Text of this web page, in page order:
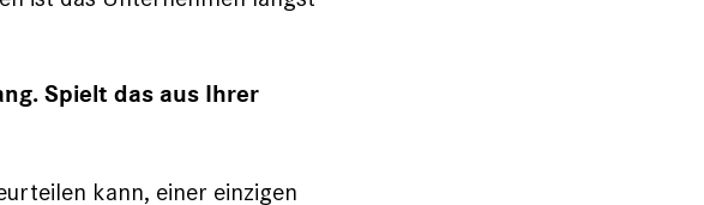
Spielt das aus Ihrer
kann, einer einzigen